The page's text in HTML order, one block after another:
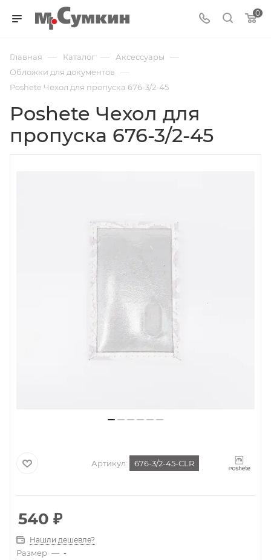
0
Главная — Каталог — Аксессуары —
Обложки для документов —
Poshete Чехол для пропуска 676-3/2-45
Poshete Чехол для
пропуска 676-3/2-45
Артикул: 676-3/2-45-CLR
540 ₽
Нашли дешевле?
Размер — -